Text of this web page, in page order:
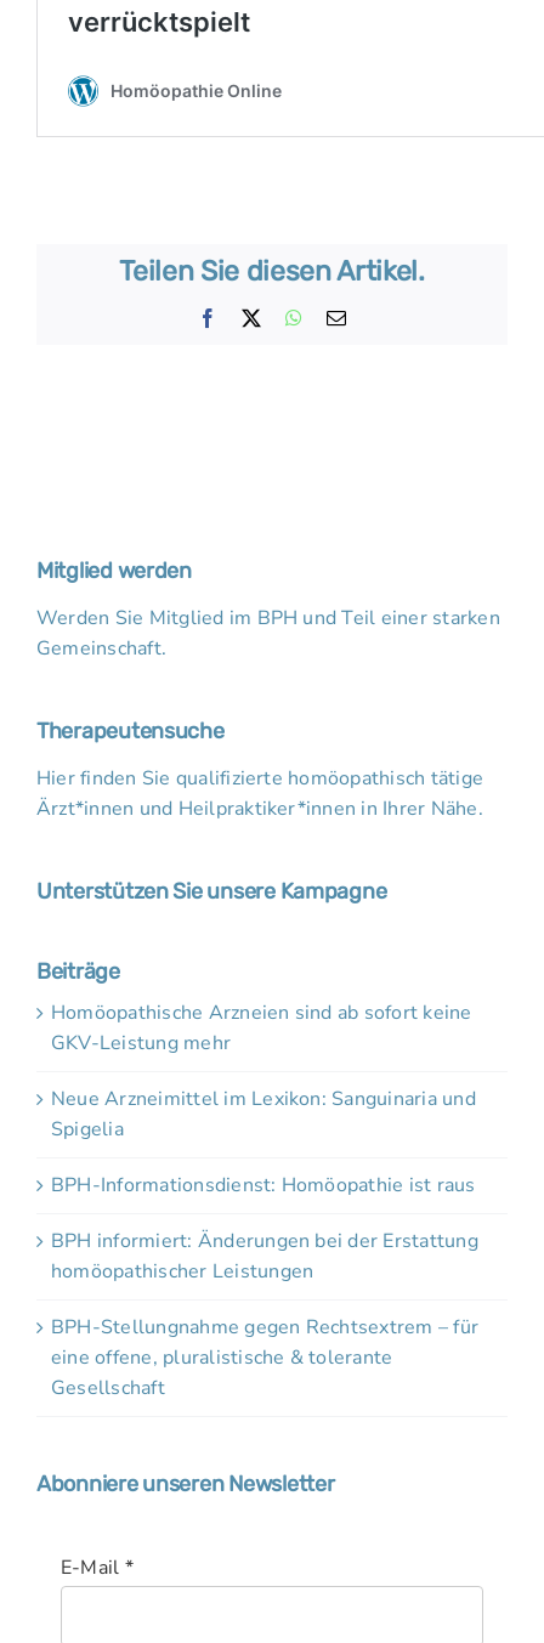
Teilen Sie diesen Artikel.
Facebook WhatsApp
E-
Mitglied werden
Werden Sie Mitglied im BPH und Teil einer starken
Gemeinschaft.
Therapeutensuche
Hier finden Sie qualifizierte homöopathisch tätige
Ärzt*innen und Heilpraktiker*innen in Ihrer Nähe.
Unterstützen Sie unsere Kampagne
Beiträge
Homöopathische Arzneien sind ab sofort keine
GKV-Leistung mehr
Neue Arzneimittel im Lexikon: Sanguinaria und
Spigelia
BPH-Informationsdienst: Homöopathie ist raus
BPH informiert: Änderungen bei der Erstattung
homöopathischer Leistungen
BPH-Stellungnahme gegen Rechtsextrem – für
eine offene, pluralistische & tolerante
Gesellschaft
Abonniere unseren Newsletter
E-Mail *